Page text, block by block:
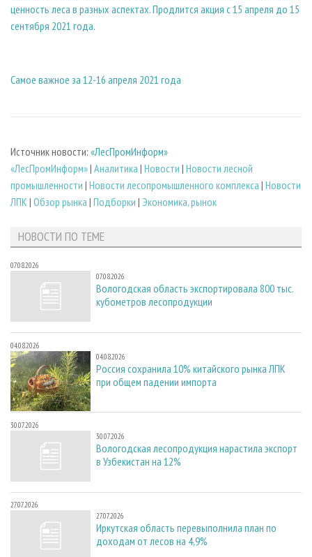
ценность леса в разных аспектах. Продлится акция с 15 апреля до 15
сентября 2021 года.
Самое важное за 12-16 апреля 2021 года
Источник новости: «ЛесПромИнформ»
«ЛесПромИнформ»| Аналитика | Новости | Новости лесной
промышленности | Новости лесопромышленного комплекса | Новости
ЛПК | Обзор рынка | Подборки | Экономика, рынок
НОВОСТИ ПО ТЕМЕ
07.08.2026
07.08.2026
Вологодская область экспортировала 800 тыс.
кубометров лесопродукции
04.08.2026
04.08.2026
Россия сохранила 10% китайского рынка ЛПК
при общем падении импорта
30.07.2026
30.07.2026
Вологодская лесопродукция нарастила экспорт
в Узбекистан на 12%
27.07.2026
27.07.2026
Иркутская область перевыполнила план по
доходам от лесов на 4,9%